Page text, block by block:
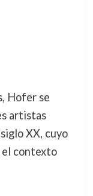
Hofer se
artistas
XX, cuyo
el contexto